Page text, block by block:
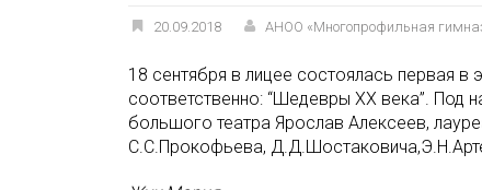
20.09.2018 АНОО «Многопрофильная
18 сентября в лицее состоялась первая
соответственно: “Шедевры ХХ века”. Под
большого театра Ярослав Алексеев,
С.С.Прокофьева,